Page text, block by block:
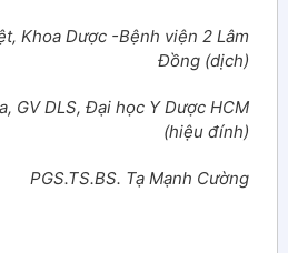
Khoa Dược -Bệnh viện 2 Lâm
Đồng (dịch)
GV DLS, Đại học Y Dược HCM
(hiệu đính)
PGS.TS.BS. Tạ Mạnh Cường